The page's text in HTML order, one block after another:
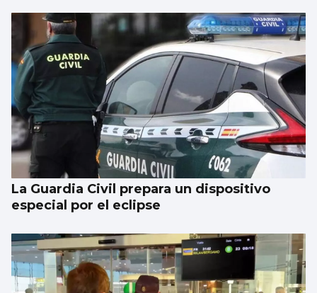
La Guardia Civil prepara un dispositivo
especial por el eclipse